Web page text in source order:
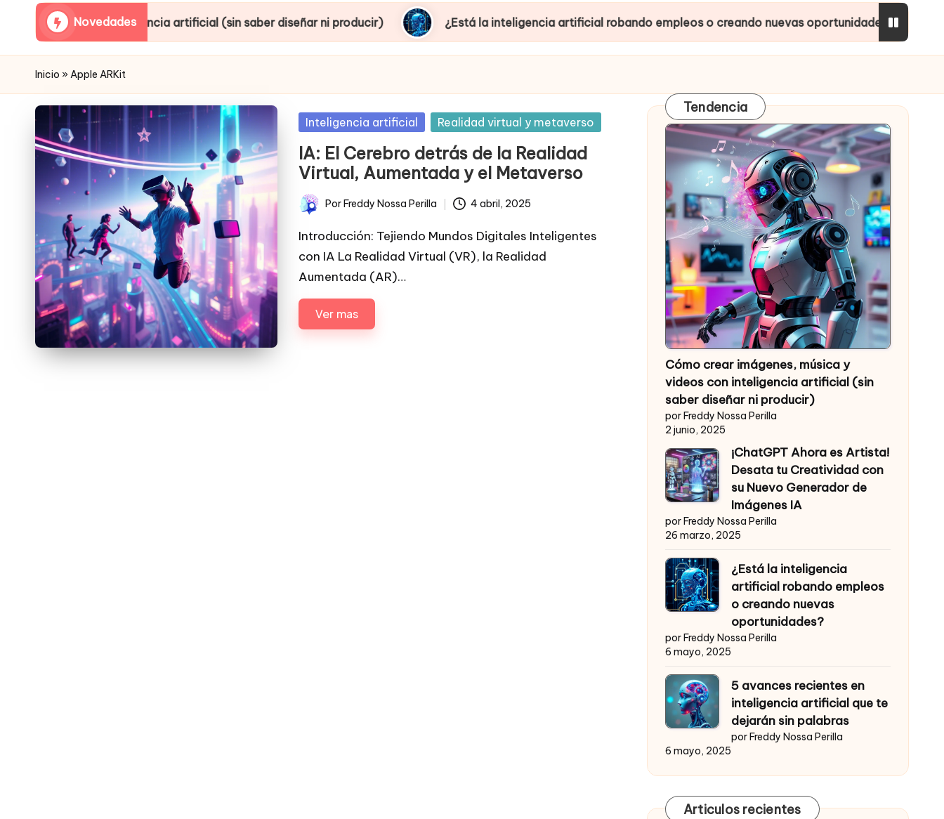
Novedades
inteligencia artificial (sin saber diseñar ni producir) ¿Está la inteligencia artificial robando empleos o creando nuevas oportunidades? Inteligencias
Inicio »Apple ARKit
Posted
Inteligencia artificial Realidad virtual y metaverso
IA: El Cerebro detrás de la Realidad
Virtual, Aumentada y el Metaverso
Publicado
por
Por Freddy Nossa Perilla 4 abril, 2025
Introducción: Tejiendo Mundos Digitales Inteligentes
con IA La Realidad Virtual (VR), la Realidad
Aumentada (AR)…
Ver mas
Tendencia
Cómo crear imágenes, música y
videos con inteligencia artificial (sin
saber diseñar ni producir)
por Freddy Nossa Perilla
2 junio, 2025
¡ChatGPT Ahora es Artista!
Desata tu Creatividad con
su Nuevo Generador de
Imágenes IA
por Freddy Nossa Perilla
26 marzo, 2025
¿Está la inteligencia
artificial robando empleos
o creando nuevas
oportunidades?
por Freddy Nossa Perilla
6 mayo, 2025
5 avances recientes en
inteligencia artificial que te
dejarán sin palabras
por Freddy Nossa Perilla
6 mayo, 2025
Articulos recientes